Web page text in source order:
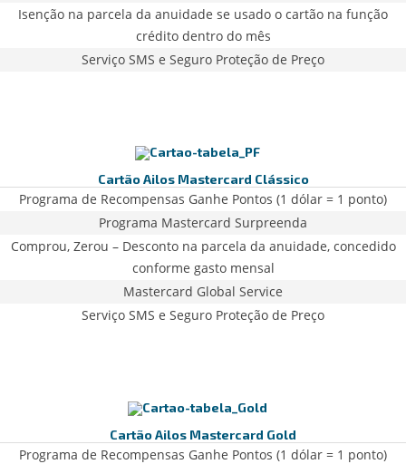
Isenção na parcela da anuidade se usado o cartão na função
crédito dentro do mês
Serviço SMS e Seguro Proteção de Preço
Cartão Ailos Mastercard Clássico
Programa de Recompensas Ganhe Pontos (1 dólar = 1 ponto)
Programa Mastercard Surpreenda
Comprou, Zerou – Desconto na parcela da anuidade, concedido
conforme gasto mensal
Mastercard Global Service
Serviço SMS e Seguro Proteção de Preço
Cartão Ailos Mastercard Gold
Programa de Recompensas Ganhe Pontos (1 dólar = 1 ponto)